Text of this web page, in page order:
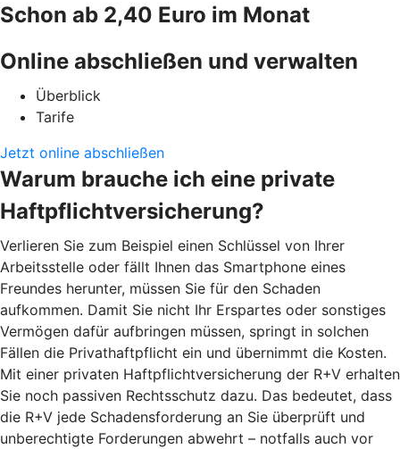
Schon ab 2,40 Euro im Monat
Online abschließen und verwalten
Überblick
Tarife
Jetzt online abschließen
Warum brauche ich eine private
Haftpflichtversicherung?
Verlieren Sie zum Beispiel einen Schlüssel von Ihrer
Arbeitsstelle oder fällt Ihnen das Smartphone eines
Freundes herunter, müssen Sie für den Schaden
aufkommen. Damit Sie nicht Ihr Erspartes oder sonstiges
Vermögen dafür aufbringen müssen, springt in solchen
Fällen die Privathaftpflicht ein und übernimmt die Kosten.
Mit einer privaten Haftpflichtversicherung der R+V erhalten
Sie noch passiven Rechtsschutz dazu. Das bedeutet, dass
die R+V jede Schadensforderung an Sie überprüft und
unberechtigte Forderungen abwehrt – notfalls auch vor